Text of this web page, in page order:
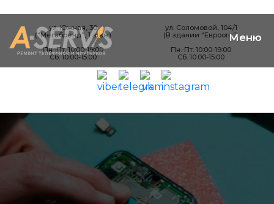
ул. Южная, 30
(“Мегабренд”, 1 этаж)
Пн.-Пт. 10:00-19:00
Сб. 10:00-15:00
ул. Соломовой, 104/1
(В здании “Евроопт”)
Пн.-Пт. 10:00-19:00
Сб. 10:00-15:00